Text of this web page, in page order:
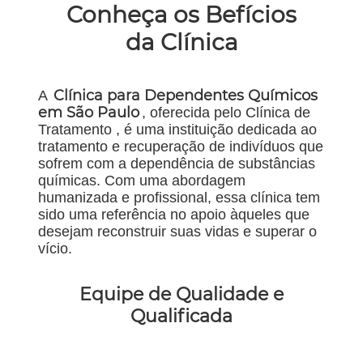
Conheça os Befícios
da Clínica
A Clínica para Dependentes Químicos
em São Paulo , oferecida pelo Clínica de
Tratamento , é uma instituição dedicada ao
tratamento e recuperação de indivíduos que
sofrem com a dependência de substâncias
químicas. Com uma abordagem
humanizada e profissional, essa clínica tem
sido uma referência no apoio àqueles que
desejam reconstruir suas vidas e superar o
vício.
Equipe de Qualidade e
Qualificada